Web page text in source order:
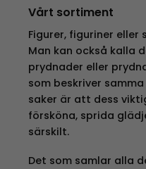
Vårt sortiment
Figurer, figuriner
Man kan också kalla
prydnader eller
som beskriver
saker är att dess
försköna, sprida
särskilt.
Det som samlar alla